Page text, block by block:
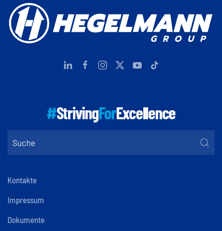
#StrivingForExcellence
Kontakte
Impressum
Dokumente